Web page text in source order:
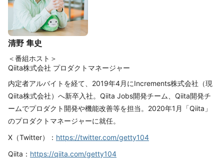
清野 隼史
＜番組ホスト＞
Qiita株式会社 プロダクトマネージャー
内定者アルバイトを経て、2019年4月にIncrements株式会社（現
Qiita株式会社）へ新卒入社。Qiita Jobs開発チーム、Qiita開発チ
ームでプロダクト開発や機能改善等を担当。2020年1月「Qiita」
のプロダクトマネージャーに就任。
X（Twitter）： https://twitter.com/getty104
Qiita： https://qiita.com/getty104